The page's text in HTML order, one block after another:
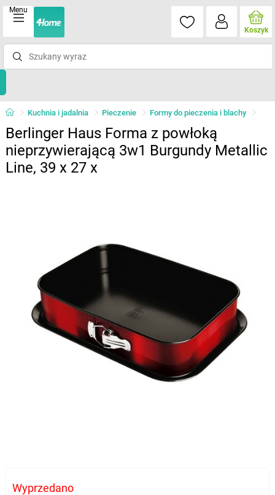
Menu
Koszyk
Kuchnia i jadalnia Pieczenie Formy do pieczenia i blachy
Berlinger Haus Forma z powłoką
nieprzywierającą 3w1 Burgundy Metallic
Line, 39 x 27 x
Wyprzedano